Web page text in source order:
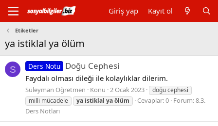
Giriş yap Kayıt ol
Etiketler
ya istiklal ya ölüm
S Ders Notu Doğu Cephesi
Faydalı olması dileği ile kolaylıklar dilerim.
Süleyman Öğretmen Konu 2 Ocak 2023
doğu cephesi
milli mücadele
ya istiklal yaölüm Cevaplar: 0 Forum:8.3.
Ders Notları